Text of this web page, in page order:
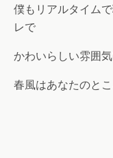
僕もリアルタイム
レで
かわいらしい雰囲
春風はあなたのと